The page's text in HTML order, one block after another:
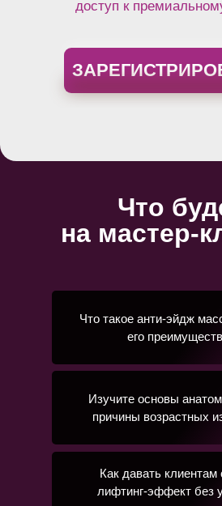
доступ к
Как давать клиентам
лифтинг-эффект без
Изучите основы
причины возрастных
Что такое анти-эйдж
его
Что
на мастер-